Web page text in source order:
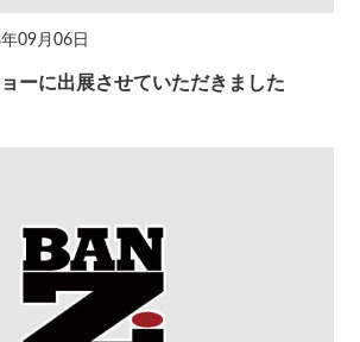
09月06日
ーに出展させていただきました